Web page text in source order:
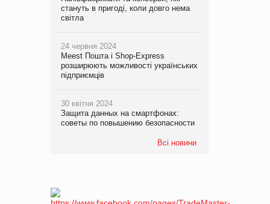
стануть в пригоді, коли довго нема
світла
24 червня 2024
Meest Пошта і Shop-Express
розширюють можливості українських
підприємців
30 квітня 2024
Защита данных на смартфонах:
советы по повышению безопасности
Всі новини